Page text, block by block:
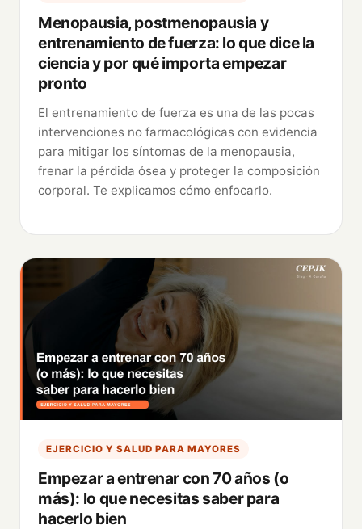
Menopausia, postmenopausia y
entrenamiento de fuerza: lo que dice la
ciencia y por qué importa empezar
pronto
El entrenamiento de fuerza es una de las pocas
intervenciones no farmacológicas con evidencia
para mitigar los síntomas de la menopausia,
frenar la pérdida ósea y proteger la composición
corporal. Te explicamos cómo enfocarlo.
EJERCICIO Y SALUD PARA MAYORES
Empezar a entrenar con 70 años (o
más): lo que necesitas saber para
hacerlo bien